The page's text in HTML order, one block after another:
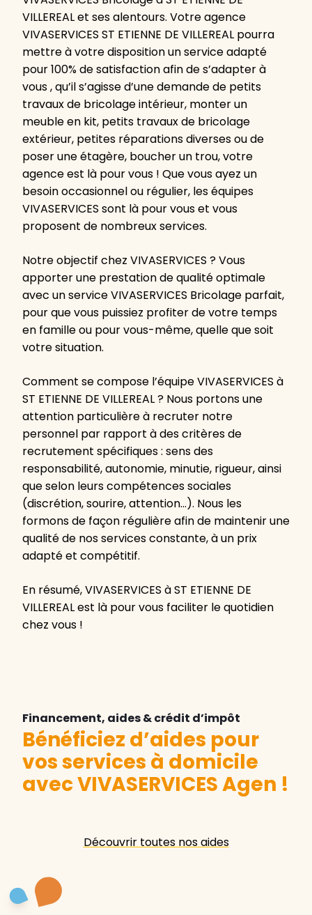
VILLEREAL et ses alentours. Votre agence
VIVASERVICES ST ETIENNE DE VILLEREAL pourra
mettre à votre disposition un service adapté
pour 100% de satisfaction afin de s’adapter à
vous , qu’il s’agisse d’une demande de petits
travaux de bricolage intérieur, monter un
meuble en kit, petits travaux de bricolage
extérieur, petites réparations diverses ou de
poser une étagère, boucher un trou, votre
agence est là pour vous ! Que vous ayez un
besoin occasionnel ou régulier, les équipes
VIVASERVICES sont là pour vous et vous
proposent de nombreux services.
Notre objectif chez VIVASERVICES ? Vous
apporter une prestation de qualité optimale
avec un service VIVASERVICES Bricolage parfait,
pour que vous puissiez profiter de votre temps
en famille ou pour vous-même, quelle que soit
votre situation.
Comment se compose l’équipe VIVASERVICES à
ST ETIENNE DE VILLEREAL ? Nous portons une
attention particulière à recruter notre
personnel par rapport à des critères de
recrutement spécifiques : sens des
responsabilité, autonomie, minutie, rigueur, ainsi
que selon leurs compétences sociales
(discrétion, sourire, attention…). Nous les
formons de façon régulière afin de maintenir une
qualité de nos services constante, à un prix
adapté et compétitif.
En résumé, VIVASERVICES à ST ETIENNE DE
VILLEREAL est là pour vous faciliter le quotidien
chez vous !
Financement, aides & crédit d’impôt
Bénéficiez d’aides pour
vos services à domicile
avec VIVASERVICES Agen !
Découvrir toutes nos aides